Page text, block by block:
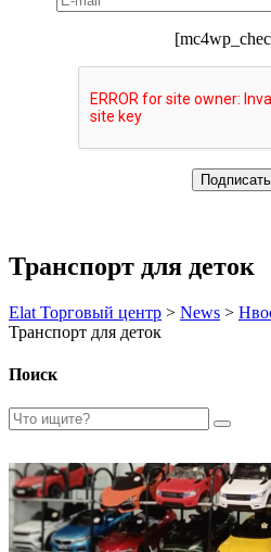
Транспорт для деток
Elat Торговый центр > News >
Транспорт для деток
Поиск